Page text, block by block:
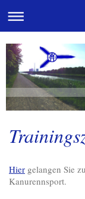
Hier gelangen Sie
Kanurennsport.